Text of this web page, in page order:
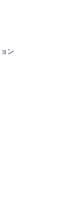
ン